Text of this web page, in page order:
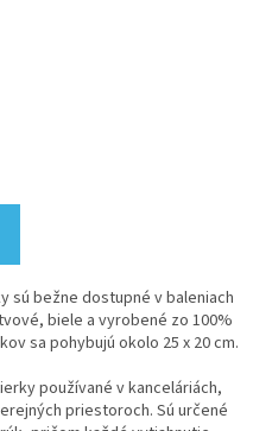
sú bežne dostupné v baleniach
biele a vyrobené zo 100%
sa pohybujú okolo 25 x 20 cm.
používané v kanceláriách,
priestoroch. Sú určené